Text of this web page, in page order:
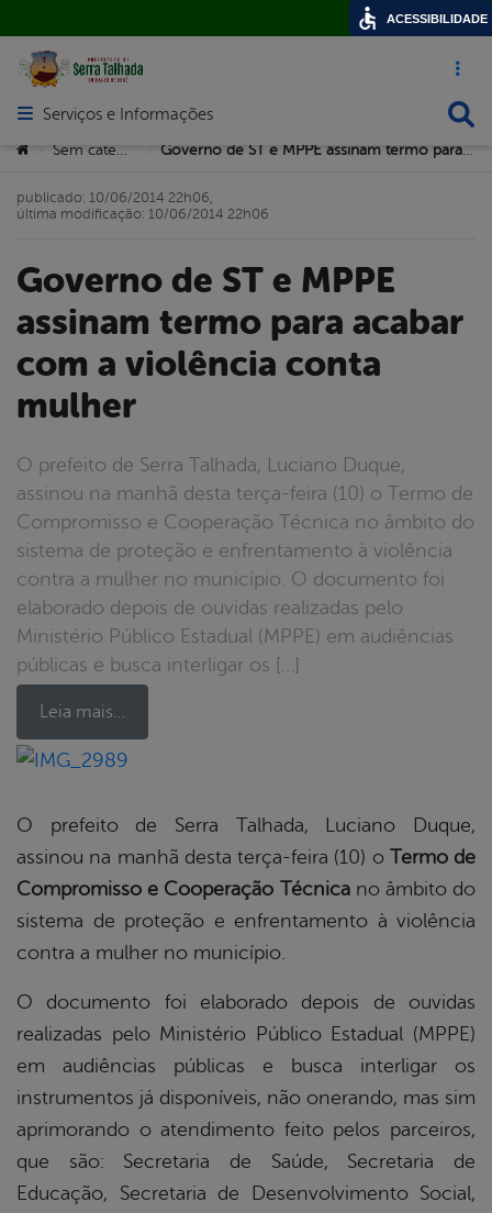
Acesso
Abrir menu principal de navegação
Serviços e Informações
Você está aqui:
> >
Governo de ST e MPPE
assinam termo para acabar
com a violência conta
mulher
O prefeito de Serra Talhada, Luciano Duque,
assinou na manhã desta terça-feira (10) o Termo de
Compromisso e Cooperação Técnica no âmbito do
sistema de proteção e enfrentamento à violência
contra a mulher no município. O documento foi
elaborado depois de ouvidas realizadas pelo
Ministério Público Estadual (MPPE) em audiências
públicas e busca interligar os […]
Leia mais…
publicado: 10/06/2014 22h06,
última modificação: 10/06/2014 22h06
O prefeito de Serra Talhada, Luciano Duque,
assinou na manhã desta terça-feira (10) o Termo de
Compromisso e Cooperação Técnicano âmbito do
sistema de proteção e enfrentamento à violência
contra a mulher no município.
O documento foi elaborado depois de ouvidas
realizadas pelo Ministério Público Estadual (MPPE)
em audiências públicas e busca interligar os
instrumentos já disponíveis, não onerando, mas sim
aprimorando o atendimento feito pelos parceiros,
que são: Secretaria de Saúde, Secretaria de
Educação, Secretaria de Desenvolvimento Social,
ACESSIBILIDADE